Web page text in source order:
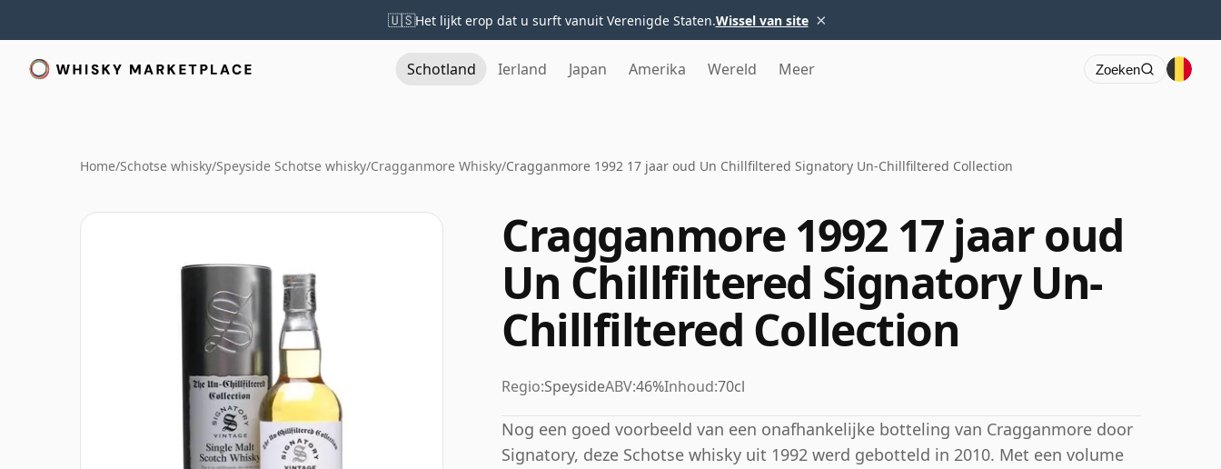
🇺🇸Het lijkt erop dat u surft vanuit Verenigde Staten.Wissel van site ×
Schotland Ierland Japan Amerika Wereld Meer Zoeken
Home/Schotse whisky/Speyside Schotse whisky/Cragganmore Whisky/Cragganmore 1992 17 jaar oud Un Chillfiltered Signatory Un-Chillfiltered Collection
Cragganmore 1992 17 jaar oud
Un Chillfiltered Signatory Un-
Chillfiltered Collection
Regio:SpeysideABV:46%Inhoud:70cl
Nog een goed voorbeeld van een onafhankelijke botteling van Cragganmore door
Signatory, deze Schotse whisky uit 1992 werd gebotteld in 2010. Met een volume